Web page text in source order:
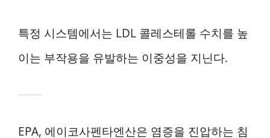
특정 시스템에서는 LDL 콜레스테롤 수치를 높
이는 부작용을 유발하는 이중성을 지닌다.
EPA, 에이코사펜타엔산은 염증을 진압하는 침